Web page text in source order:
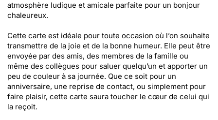
atmosphère ludique et amicale parfaite pour un bonjour
chaleureux.
Cette carte est idéale pour toute occasion où l’on souhaite
transmettre de la joie et de la bonne humeur. Elle peut être
envoyée par des amis, des membres de la famille ou
même des collègues pour saluer quelqu’un et apporter un
peu de couleur à sa journée. Que ce soit pour un
anniversaire, une reprise de contact, ou simplement pour
faire plaisir, cette carte saura toucher le cœur de celui qui
la reçoit.